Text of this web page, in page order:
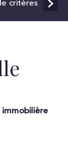
critères